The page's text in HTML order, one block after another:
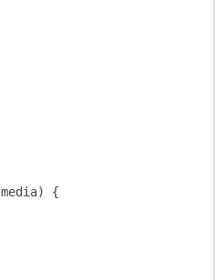
media) {